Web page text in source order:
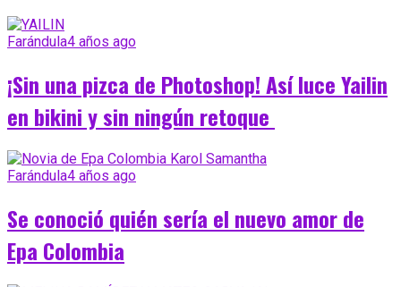
Farándula4 años ago
¡Sin una pizca de Photoshop! Así luce Yailin
en bikini y sin ningún retoque
Farándula4 años ago
Se conoció quién sería el nuevo amor de
Epa Colombia